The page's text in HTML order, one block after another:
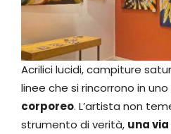
Acrilici lucidi, campiture
linee che si rincorrono in uno
corporeo. L’artista non
strumento di verità, una